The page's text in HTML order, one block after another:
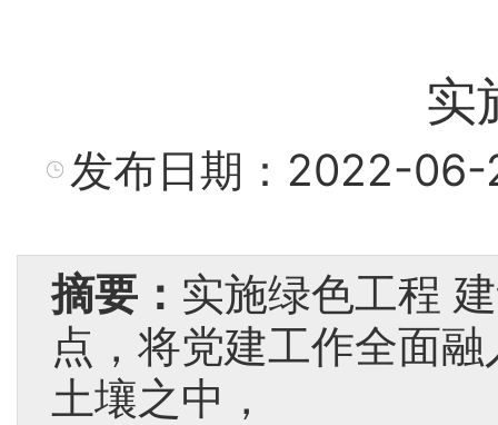
实
发布日期： 2022-06-
摘要： 实施绿色工程
点，将党建工作全面
土壤之中，